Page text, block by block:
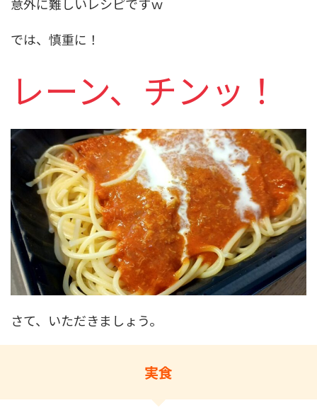
意外に難しいレシピですｗ
では、慎重に！
レーン、チンッ！
さて、いただきましょう。
実食